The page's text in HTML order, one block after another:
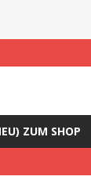
ZUM SHOP